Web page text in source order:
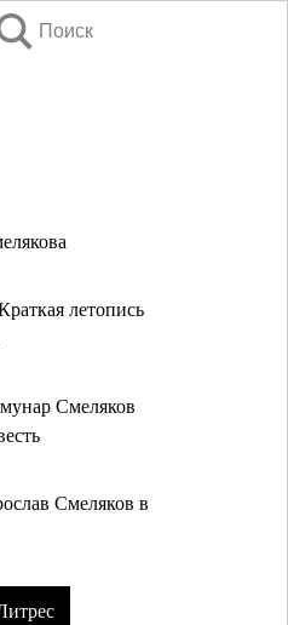
Поиск
летопись
Смеляков
Смеляков в